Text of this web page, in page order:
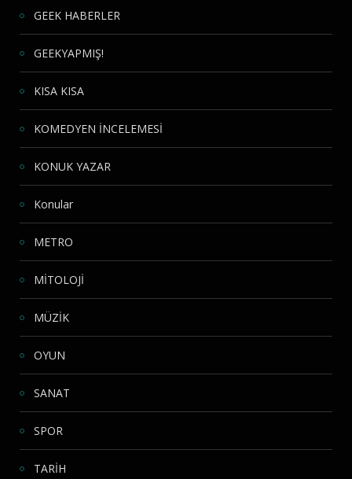
GEEK HABERLER
GEEKYAPMIŞ!
KISA KISA
KOMEDYEN İNCELEMESİ
KONUK YAZAR
Konular
METRO
MİTOLOJİ
MÜZİK
OYUN
SANAT
SPOR
TARİH